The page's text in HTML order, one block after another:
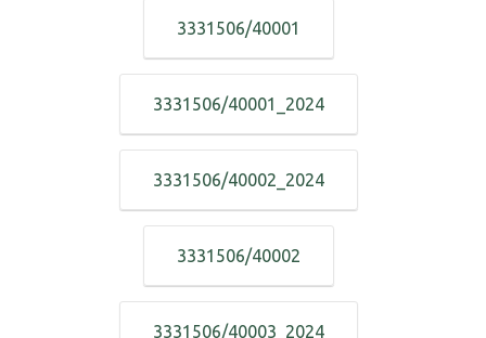
3331506/40001
3331506/40001_2024
3331506/40002_2024
3331506/40002
3331506/40003_2024